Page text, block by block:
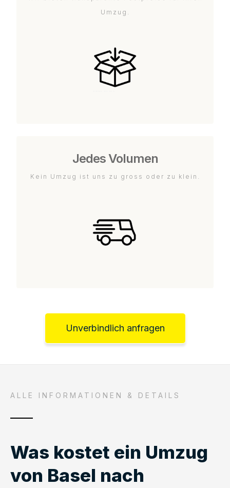
Umzug.
Jedes Volumen
Kein Umzug ist uns zu gross oder zu klein.
Unverbindlich anfragen
ALLE INFORMATIONEN & DETAILS
Was kostet ein Umzug
von Basel nach